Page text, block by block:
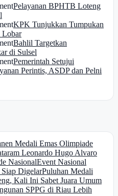
Pelayanan BPHTB Loteng
KPK Tunjukkan Tumpukan
Lobar
Bahlil Targetkan
di Sulsel
Pemerintah Setujui
Perintis, ASDP dan Pelni
Medali Emas Olimpiade
Leonardo Hugo Alvaro
NasionalEvent Nasional
DigelarPuluhan Medali
Kali Ini Sabet Juara Umum
SPPG di Riau Lebih